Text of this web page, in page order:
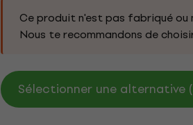
Ce produit n'est pas fabriqué
Nous te recommandons de
Sélectionner une alternative